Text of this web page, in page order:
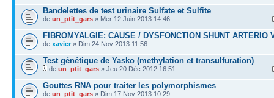
Bandelettes de test urinaire Sulfate et Sulfite
de un_ptit_gars » Mer 12 Juin 2013 14:46
FIBROMYALGIE: CAUSE / DYSFONCTION SHUNT ARTERIO
de xavier» Dim 24 Nov 2013 11:56
Test génétique de Yasko (methylation et transulfuration)
de un_ptit_gars » Jeu 20 Déc 2012 16:51
Gouttes RNA pour traiter les polymorphismes
de un_ptit_gars » Dim 17 Nov 2013 10:29